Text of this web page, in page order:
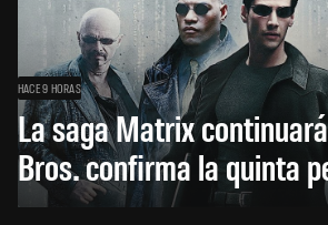
HACE 9 HORAS
La saga Matrix
Bros. confirma la quinta